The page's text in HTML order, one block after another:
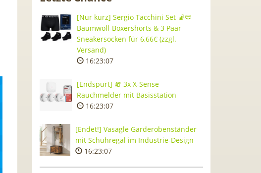
[Nur kurz] Sergio Tacchini Set 🧦🩲
Baumwoll-Boxershorts & 3 Paar
Sneakersocken für 6,66€ (zzgl.
Versand)
16:23:06
[Endspurt] 🧯 3x X-Sense
Rauchmelder mit Basisstation
16:23:06
[Endet!] Vasagle Garderobenständer
mit Schuhregal im Industrie-Design
16:23:06